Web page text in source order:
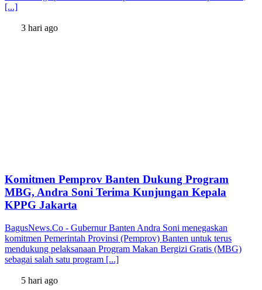
[...]
3 hari ago
Komitmen Pemprov Banten Dukung Program
MBG, Andra Soni Terima Kunjungan Kepala
KPPG Jakarta
BagusNews.Co - Gubernur Banten Andra Soni menegaskan
komitmen Pemerintah Provinsi (Pemprov) Banten untuk terus
mendukung pelaksanaan Program Makan Bergizi Gratis (MBG)
sebagai salah satu program [...]
5 hari ago